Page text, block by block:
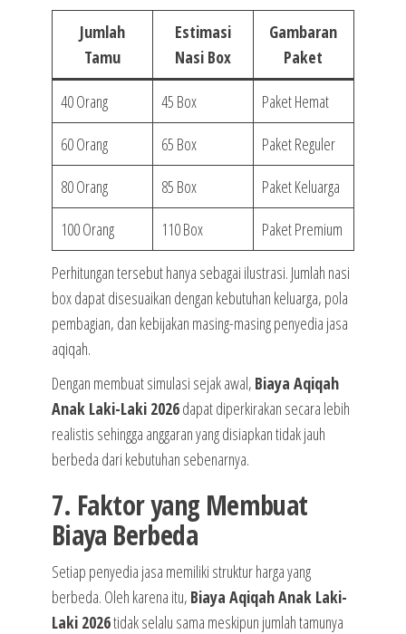
Jumlah
Tamu
Estimasi
Nasi Box
Gambaran
Paket
40 Orang 45 Box
Paket Hemat
60 Orang
65 Box
Paket Reguler
80 Orang
85 Box
Paket Keluarga
100 Orang
110 Box
Paket Premium
Perhitungan tersebut hanya sebagai ilustrasi. Jumlah nasi
box dapat disesuaikan dengan kebutuhan keluarga, pola
pembagian, dan kebijakan masing-masing penyedia jasa
aqiqah.
Dengan membuat simulasi sejak awal, Biaya Aqiqah
Anak Laki-Laki 2026dapat diperkirakan secara lebih
realistis sehingga anggaran yang disiapkan tidak jauh
berbeda dari kebutuhan sebenarnya.
7. Faktor yang Membuat
Biaya Berbeda
Setiap penyedia jasa memiliki struktur harga yang
berbeda. Oleh karena itu, Biaya Aqiqah Anak Laki-
Laki 2026tidak selalu sama meskipun jumlah tamunya